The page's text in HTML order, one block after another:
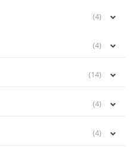
(4)
(4)
(14)
(4)
(4)